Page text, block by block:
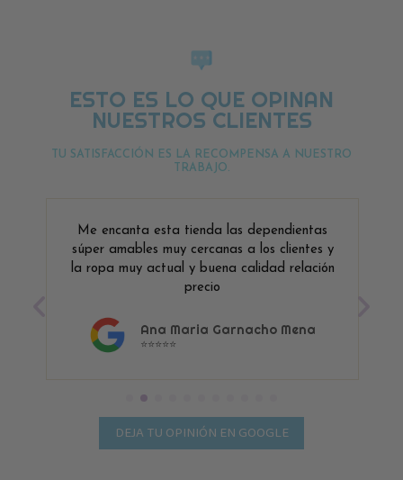
ESTO ES LO QUE OPINAN
NUESTROS CLIENTES
TU SATISFACCIÓN ES LA RECOMPENSA A NUESTRO
TRABAJO.
Me encanta esta tienda las dependientas
súper amables muy cercanas a los clientes y
la ropa muy actual y buena calidad relación
precio
Ana Maria Garnacho Mena
⭐⭐⭐⭐⭐
DEJA TU OPINIÓN EN GOOGLE